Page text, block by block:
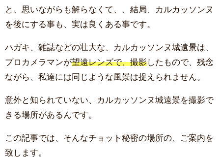
と、思いながらも解らなくて、、結局、カルカッソンヌ
を後にする事も、実は良くある事です。
ハガキ、雑誌などの壮大な、カルカッソンヌ城遠景は、
プロカメラマンが望遠レンズで、撮影したもので、残念
ながら、私達には同じような風景は捉えられません。
意外と知られていない、カルカッソンヌ城遠景を撮影で
きる場所があるんです。
この記事では、そんなチョット秘密の場所の、ご案内を
致します。